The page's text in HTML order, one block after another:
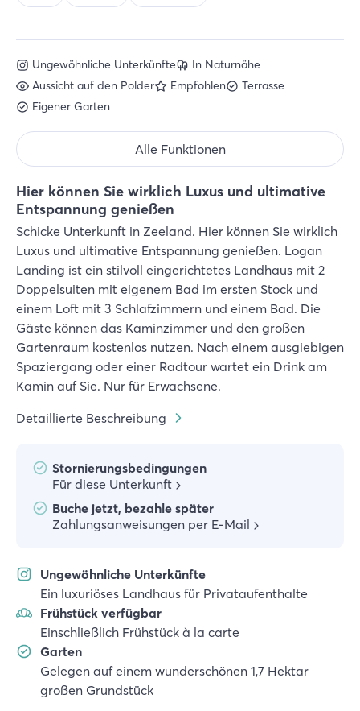
Hier können Sie wirklich Luxus und ultimative
Entspannung genießen
Schicke Unterkunft in Zeeland. Hier können Sie wirklich
Luxus und ultimative Entspannung genießen. Logan
Landing ist ein stilvoll eingerichtetes Landhaus mit 2
Doppelsuiten mit eigenem Bad im ersten Stock und
einem Loft mit 3 Schlafzimmern und einem Bad. Die
Gäste können das Kaminzimmer und den großen
Gartenraum kostenlos nutzen. Nach einem ausgiebigen
Spaziergang oder einer Radtour wartet ein Drink am
Kamin auf Sie. Nur für Erwachsene.
Detaillierte Beschreibung
Stornierungsbedingungen
Für diese Unterkunft
Buche jetzt, bezahle später
Zahlungsanweisungen per E-Mail
Ungewöhnliche Unterkünfte
Ein luxuriöses Landhaus für Privataufenthalte
Frühstück verfügbar
Einschließlich Frühstück à la carte
Garten
Gelegen auf einem wunderschönen 1,7 Hektar
großen Grundstück
Ungewöhnliche Unterkünfte
In Naturnähe
Aussicht auf den Polder
Empfohlen
Terrasse
Eigener Garten
Alle Funktionen